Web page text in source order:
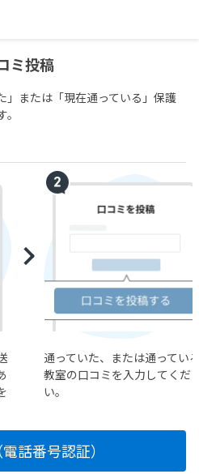
ミ投稿
」または「現在通っている」保護
通っていた、または通ってい
教室の口コミを入力してくだ
い。
話番号認証）